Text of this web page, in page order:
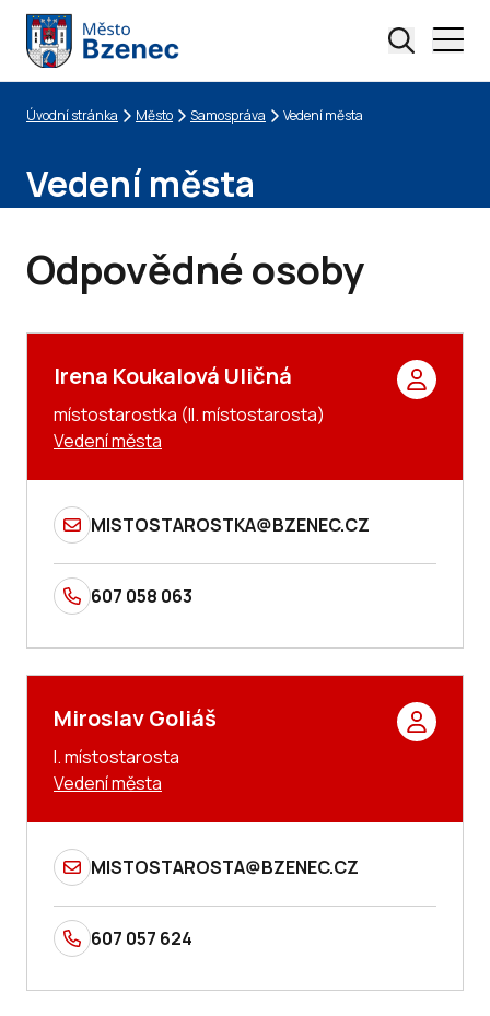
Drobečková navigace
Úvodní stránka Město Samospráva Vedení města
Vedení města
Odpovědné osoby
Irena Koukalová Uličná
místostarostka (II. místostarosta)
Vedení města
MISTOSTAROSTKA@BZENEC.CZ
607 058 063
Miroslav Goliáš
I. místostarosta
Vedení města
MISTOSTAROSTA@BZENEC.CZ
607 057 624